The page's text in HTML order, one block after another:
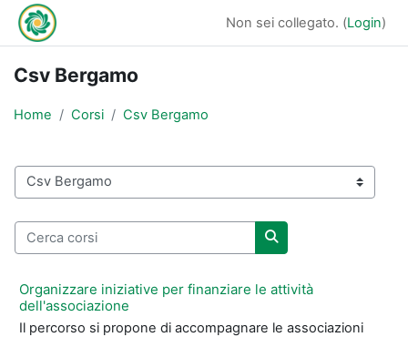
Vai al contenuto principale
Non sei collegato. (Login)
Csv Bergamo
Home Corsi Csv Bergamo
Categorie di corso
Cerca corsi
Cerca corsi
Organizzare iniziative per finanziare le attività
dell'associazione
Il percorso si propone di accompagnare le associazioni